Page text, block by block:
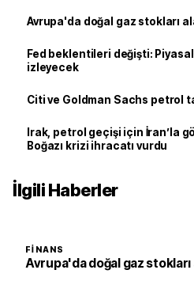
Avrupa'da doğal gaz stokları
Fed beklentileri değişti:
izleyecek
Citi ve Goldman Sachs petrol
Irak, petrol geçişi için İran’la
Boğazı krizi ihracatı vurdu
İlgili Haberler
FINANS
Avrupa'da doğal gaz